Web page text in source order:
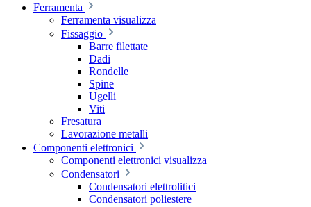
Ferramenta
Ferramenta visualizza
Fissaggio
Barre filettate
Dadi
Rondelle
Spine
Ugelli
Viti
Fresatura
Lavorazione metalli
Componenti elettronici
Componenti elettronici visualizza
Condensatori
Condensatori elettrolitici
Condensatori poliestere